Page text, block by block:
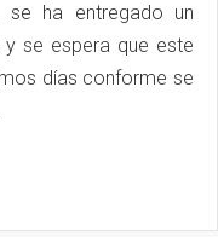
se ha entregado un
se espera que este
días conforme se